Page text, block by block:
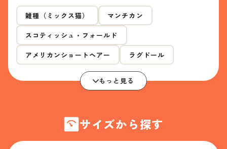
雑種（ミックス猫） マンチカン
スコティッシュ・フォールド
アメリカンショートヘアー ラグドール
もっと見る
サイズから探す